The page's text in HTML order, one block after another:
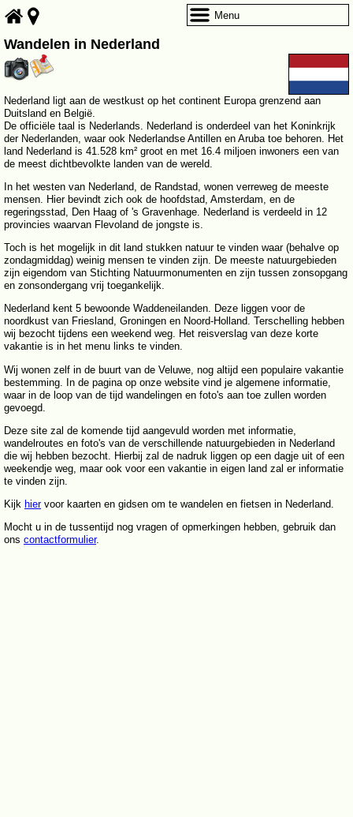
Wandelen in Nederland
Nederland ligt aan de westkust op het continent Europa grenzend aan
Duitsland en België.
De officiële taal is Nederlands. Nederland is onderdeel van het Koninkrijk
der Nederlanden, waar ook Nederlandse Antillen en Aruba toe behoren. Het
land Nederland is 41.528 km² groot en met 16.4 miljoen inwoners een van
de meest dichtbevolkte landen van de wereld.
In het westen van Nederland, de Randstad, wonen verreweg de meeste
mensen. Hier bevindt zich ook de hoofdstad, Amsterdam, en de
regeringsstad, Den Haag of 's Gravenhage. Nederland is verdeeld in 12
provincies waarvan Flevoland de jongste is.
Toch is het mogelijk in dit land stukken natuur te vinden waar (behalve op
zondagmiddag) weinig mensen te vinden zijn. De meeste natuurgebieden
zijn eigendom van Stichting Natuurmonumenten en zijn tussen zonsopgang
en zonsondergang vrij toegankelijk.
Nederland kent 5 bewoonde Waddeneilanden. Deze liggen voor de
noordkust van Friesland, Groningen en Noord-Holland. Terschelling hebben
wij bezocht tijdens een weekend weg. Het reisverslag van deze korte
vakantie is in het menu links te vinden.
Wij wonen zelf in de buurt van de Veluwe, nog altijd een populaire vakantie
bestemming. In de pagina op onze website vind je algemene informatie,
waar in de loop van de tijd wandelingen en foto's aan toe zullen worden
gevoegd.
Deze site zal de komende tijd aangevuld worden met informatie,
wandelroutes en foto's van de verschillende natuurgebieden in Nederland
die wij hebben bezocht. Hierbij zal de nadruk liggen op een dagje uit of een
weekendje weg, maar ook voor een vakantie in eigen land zal er informatie
te vinden zijn.
Kijk hiervoor kaarten en gidsen om te wandelen en fietsen in Nederland.
Mocht u in de tussentijd nog vragen of opmerkingen hebben, gebruik dan
ons contactformulier.
Menu